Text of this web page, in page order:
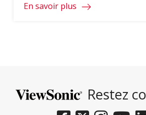
En savoir plus
Restez